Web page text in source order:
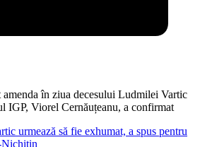
amenda în ziua decesului Ludmilei Vartic
IGP, Viorel Cernăuțeanu, a confirmat